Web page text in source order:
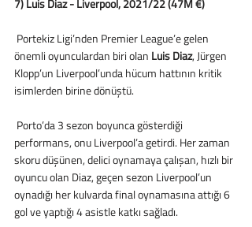
önemli oyunculardan biri olan Luis Diaz, Jürgen
Klopp’un Liverpool’unda hücum hattının kritik
isimlerden birine dönüştü.
performans, onu Liverpool’a getirdi. Her zaman
skoru düşünen, delici oynamaya çalışan, hızlı bir
oyuncu olan Diaz, geçen sezon Liverpool’un
oynadığı her kulvarda final oynamasına attığı 6
gol ve yaptığı 4 asistle katkı sağladı.